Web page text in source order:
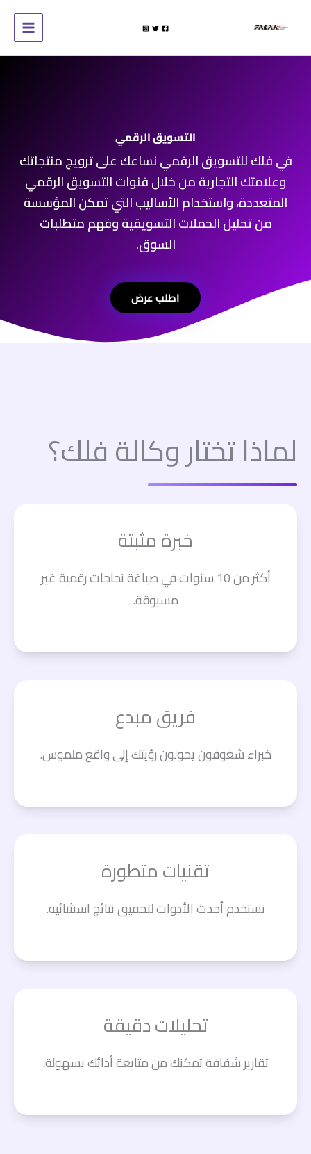
التسويق الرقمي​
في فلك للتسويق الرقمي نساعك على ترويج منتجاتك
وعلامتك التجارية من خلال قنوات التسويق الرقمي
المتعددة، واستخدام الأساليب التي تمكن المؤسسة
من تحليل الحملات التسويقية وفهم متطلبات
السوق.
اطلب عرض
لماذا تختار وكالة فلك؟
خبرة مثبتة
أكثر من 10 سنوات في صياغة نجاحات رقمية غير
مسبوقة.
فريق مبدع
خبراء شغوفون يحولون رؤيتك إلى واقع ملموس.
تقنيات متطورة
نستخدم أحدث الأدوات لتحقيق نتائج استثنائية.
تحليلات دقيقة
تقارير شفافة تمكنك من متابعة أدائك بسهولة.